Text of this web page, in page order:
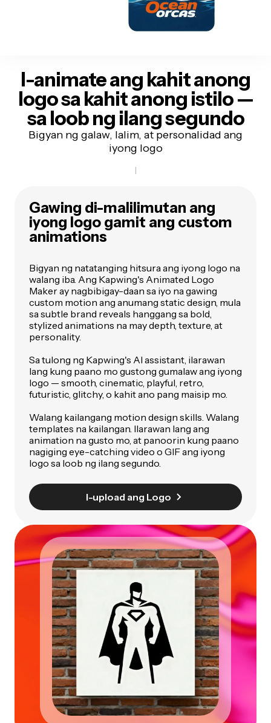
I-animate ang kahit anong
logo sa kahit anong istilo—
sa loob ng ilang segundo
Bigyan ng galaw, lalim, at personalidad ang
iyong logo
Gawing di-malilimutan ang
iyong logo gamit ang custom
animations
Bigyan ng natatanging hitsura ang iyong logo na
walang iba. Ang Kapwing's Animated Logo
Maker ay nagbibigay-daan sa iyo na gawing
custom motion ang anumang static design, mula
sa subtle brand reveals hanggang sa bold,
stylized animations na may depth, texture, at
personality.
Sa tulong ng Kapwing's AI assistant, ilarawan
lang kung paano mo gustong gumalaw ang iyong
logo — smooth, cinematic, playful, retro,
futuristic, glitchy, o kahit ano pang maisip mo.
Walang kailangang motion design skills. Walang
templates na kailangan. Ilarawan lang ang
animation na gusto mo, at panoorin kung paano
nagiging eye-catching video o GIF ang iyong
logo sa loob ng ilang segundo.
I-upload ang Logo